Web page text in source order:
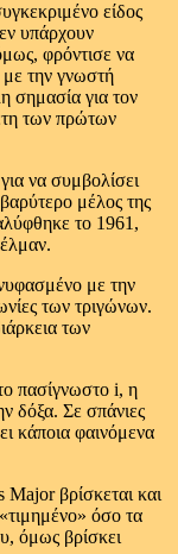
είδος
υπάρχουν
φρόντισε να
την γνωστή
σημασία για τον
των πρώτων
να συμβολίσει
μέλος της
το 1961,
με την
των τριγώνων.
των
πασίγνωστο i, η
δόξα. Σε σπάνιες
κάποια φαινόμενα
βρίσκεται και
όσο τα
όμως βρίσκει